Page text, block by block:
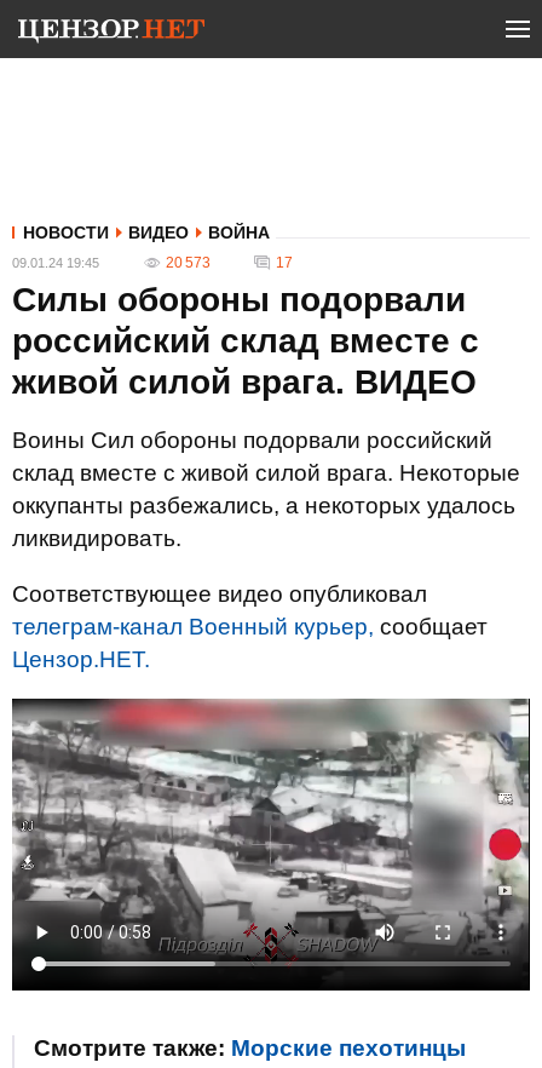
НОВОСТИ ВИДЕО ВОЙНА
09.01.24 19:45 20 573 17
Силы обороны подорвали
российский склад вместе с
живой силой врага. ВИДЕО
Воины Сил обороны подорвали российский
склад вместе с живой силой врага. Некоторые
оккупанты разбежались, а некоторых удалось
ликвидировать.
Соответствующее видео опубликовал
телеграм-канал Военный курьер, сообщает
Цензор.НЕТ.
Смотрите также: Морские пехотинцы